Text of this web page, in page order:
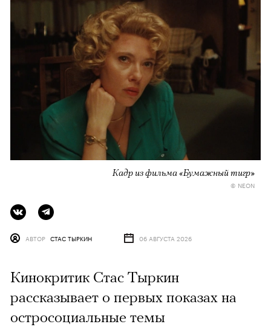
Кадр из фильма «Бумажный тигр»
© NEON
АВТОР СТАС ТЫРКИН 06 АВГУСТА 2026
Кинокритик Стас Тыркин
рассказывает о первых показах на
остросоциальные темы